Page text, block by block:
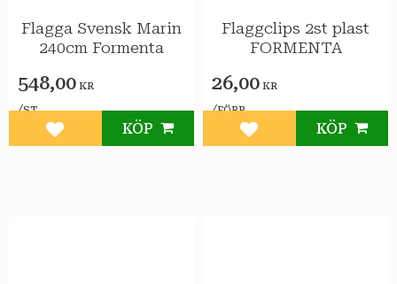
Flagga Svensk Marin
240cm Formenta
548,00 KR
/ST
Lägg till i favoriter
KÖP
Flaggclips 2st plast
FORMENTA
26,00 KR
/FÖRP
Lägg till i favoriter
KÖP